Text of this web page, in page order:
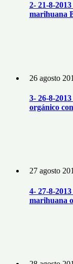
2- 21-8-
marihuana
26 agosto
3- 26-8-
orgánico
27 agosto
4- 27-8-
marihuana